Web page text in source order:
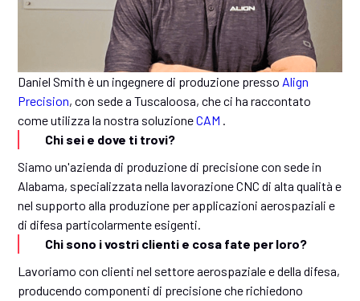
Daniel Smith è un ingegnere di produzione presso Align
Precision, con sede a Tuscaloosa, che ci ha raccontato
come utilizza la nostra soluzioneCAM .
Chi sei e dove ti trovi?
Siamo un'azienda di produzione di precisione con sede in
Alabama, specializzata nella lavorazione CNC di alta qualità e
nel supporto alla produzione per applicazioni aerospaziali e
di difesa particolarmente esigenti.
Chi sono i vostri clienti e cosa fate per loro?
Lavoriamo con clienti nel settore aerospaziale e della difesa,
producendo componenti di precisione che richiedono